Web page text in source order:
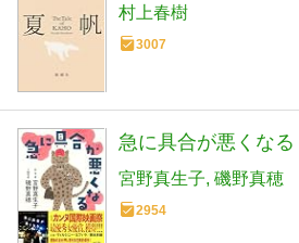
村上春樹
3007
急に具合が悪くなる
宮野真生子 磯野真穂
2954